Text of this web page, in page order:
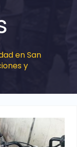
en San
y